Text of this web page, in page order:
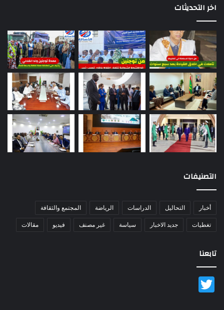
اخر التحديثات
التصنيفات
أخبار التحاليل الدراسات الرياضة المجتمع والثقافة
تغطيات جديد الاخبار سياسة غير مصنف فيديو مقالات
تابعنا